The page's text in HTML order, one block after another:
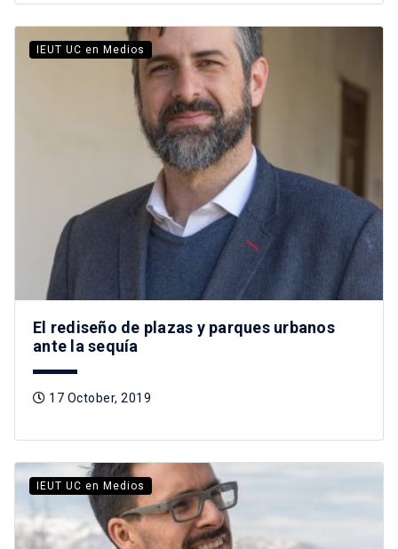
IEUT UC en Medios
El rediseño de plazas y parques urbanos
ante la sequía
17 October, 2019
IEUT UC en Medios